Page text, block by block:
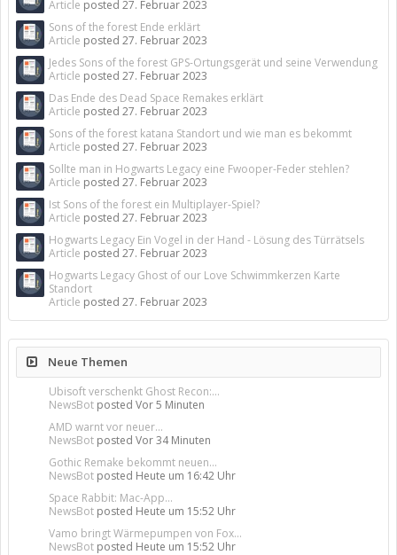
Article posted 27. Februar 2023
Sons of the forest Ende erklärt
Article posted 27. Februar 2023
Jedes Sons of the forest GPS-Ortungsgerät und seine Verwendung
Article posted 27. Februar 2023
Das Ende des Dead Space Remakes erklärt
Article posted 27. Februar 2023
Sons of the forest katana Standort und wie man es bekommt
Article posted 27. Februar 2023
Sollte man in Hogwarts Legacy eine Fwooper-Feder stehlen?
Article posted 27. Februar 2023
Ist Sons of the forest ein Multiplayer-Spiel?
Article posted 27. Februar 2023
Hogwarts Legacy Ein Vogel in der Hand - Lösung des Türrätsels
Article posted 27. Februar 2023
Hogwarts Legacy Ghost of our Love Schwimmkerzen Karte
Standort
Article posted 27. Februar 2023
Neue Themen
Ubisoft verschenkt Ghost Recon:...
NewsBot posted Vor 5 Minuten
AMD warnt vor neuer...
NewsBot posted Vor 34 Minuten
Gothic Remake bekommt neuen...
NewsBot posted Heute um 16:42 Uhr
Space Rabbit: Mac-App...
NewsBot posted Heute um 15:52 Uhr
Vamo bringt Wärmepumpen von Fox...
NewsBot posted Heute um 15:52 Uhr